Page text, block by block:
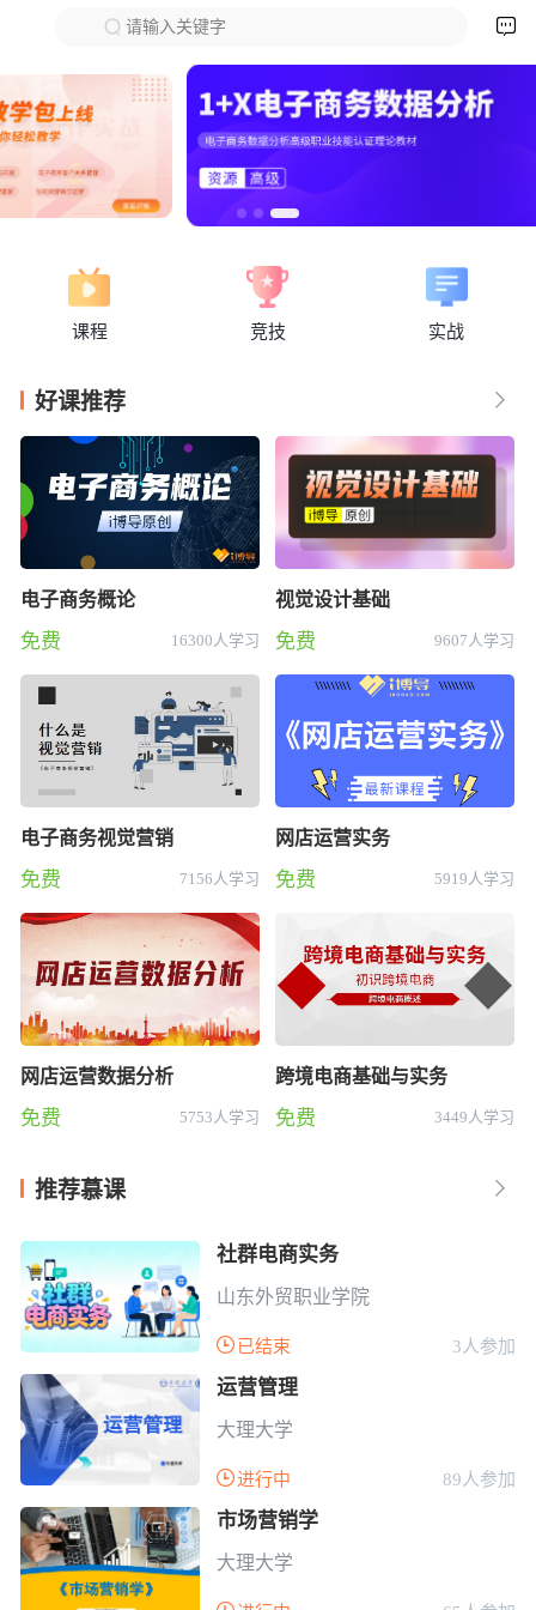
请输入关键字 
课程 竞技 实战
下拉刷新
好课推荐 
电子商务概论
免费 16300人学习
视觉设计基础
免费 9607人学习
电子商务视觉营销
免费 7156人学习
网店运营实务
免费 5919人学习
网店运营数据分析
免费 5753人学习
跨境电商基础与实务
免费 3449人学习
推荐慕课 
社群电商实务
山东外贸职业学院
 已结束 3人参加
运营管理
大理大学
进行中 89人参加
市场营销学
大理大学